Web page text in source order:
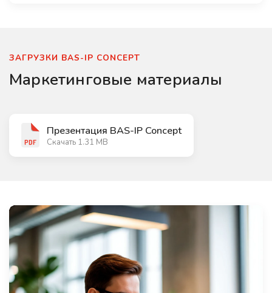
ЗАГРУЗКИ BAS-IP CONCEPT
Маркетинговые материалы
Презентация BAS-IP Concept
Скачать 1.31 MB